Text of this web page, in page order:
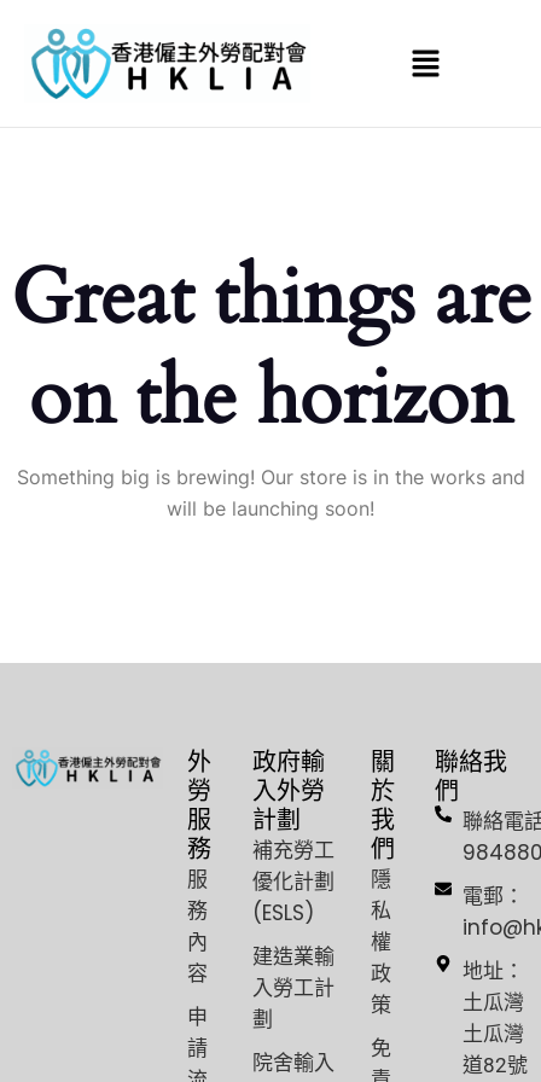
Great things are
on the horizon
Something big is brewing! Our store is in the works and
will be launching soon!
外
勞
服
務
服
務
內
容
申
請
政府輸
入外勞
計劃
補充勞工
優化計劃
(ESLS)
建造業輸
入勞工計
劃
院舍輸入
關
於
我
們
隱
私
權
政
策
免
聯絡我
們
聯絡電
電郵：
地址：
土瓜灣
土瓜灣
道82號